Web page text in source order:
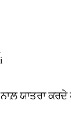
ਯਾਤਰਾ ਕਰਦੇ